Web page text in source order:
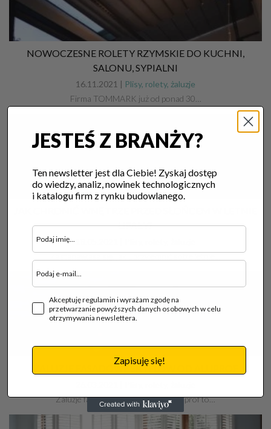
NOWOCZESNE ROLETY RZYMSKIE DO KUCHNI,
SALONU, SYPIALNI
16.11.2021 | Plisy, rolety, żaluzje
Firma TOMMARK już od ponad 30…
UPAŁY?
Zastanawiasz się, jak uprzyjemnić sobie letnie…
ŻALUZJE FASADOWE SKYFLOW OD ALUPROF
Żaluzje fasadowe SkyFlow firmy Aluprof to…
JESTEŚ Z BRANŻY?
Ten newsletter jest dla Ciebie! Zyskaj dostęp
do wiedzy, analiz, nowinek technologicznych
i katalogu firm z rynku budowlanego.
Akceptuję regulamin i wyrażam zgodę na
przetwarzanie powyższych danych osobowych w celu
otrzymywania newslettera.
Zapisuję się!